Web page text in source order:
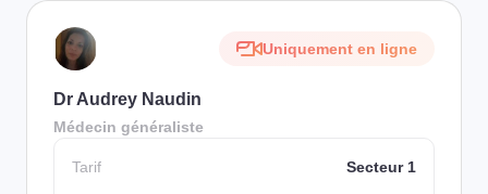
Uniquement en ligne
Dr Audrey Naudin
Médecin généraliste
Tarif Secteur 1